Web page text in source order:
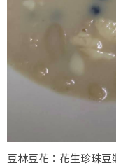
豆林豆花：花生珍珠